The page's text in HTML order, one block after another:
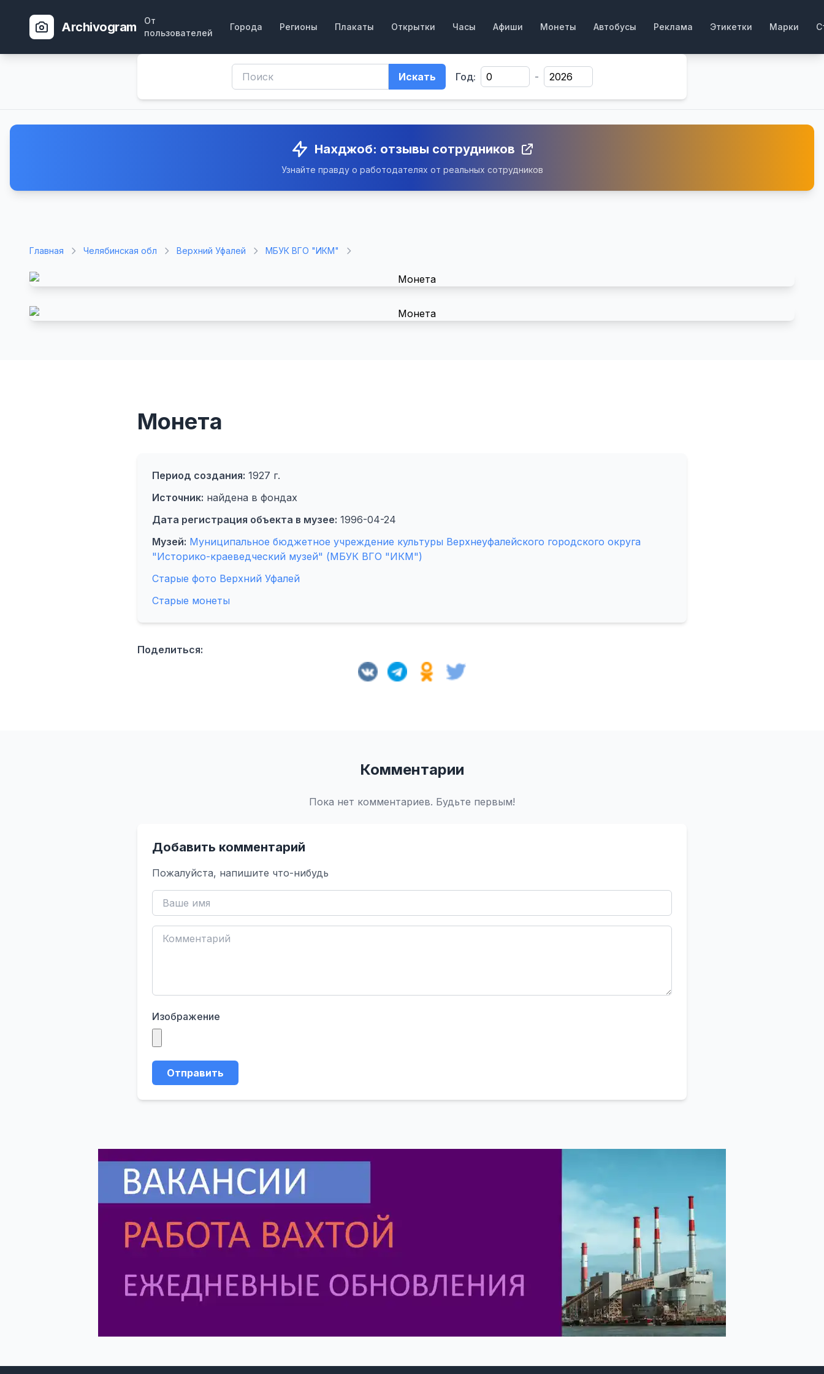
Archivogram
От
пользователей
Города Регионы Плакаты Открытки Часы Афиши Монеты Автобусы Реклама Этикетки Марки
Искать Год: -
Нахджоб: отзывы сотрудников
Узнайте правду о работодателях от реальных сотрудников
Главная Челябинская обл Верхний Уфалей МБУК ВГО "ИКМ"
Монета
Период создания: 1927 г.
Источник: найдена в фондах
Дата регистрация объекта в музее: 1996-04-24
Музей: Муниципальное бюджетное учреждение культуры Верхнеуфалейского городского округа
"Историко-краеведческий музей" (МБУК ВГО "ИКМ")
Старые фото Верхний Уфалей
Старые монеты
Поделиться:
Комментарии
Пока нет комментариев. Будьте первым!
Добавить комментарий
Пожалуйста, напишите что-нибудь
Изображение
Отправить